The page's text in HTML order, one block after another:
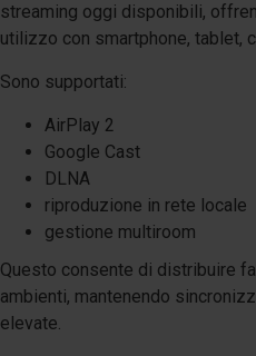
streaming oggi disponibili,
utilizzo con smartphone, tablet,
Sono supportati:
AirPlay 2
Google Cast
DLNA
riproduzione in rete locale
gestione multiroom
Questo consente di distribuire
ambienti, mantenendo
elevate.